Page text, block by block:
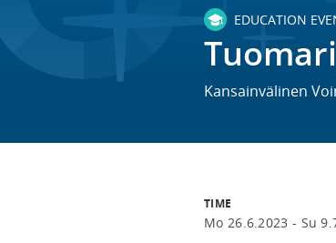
EDUCATION
Kansainvälinen
TIME
Mo 26.6.2023 - Su